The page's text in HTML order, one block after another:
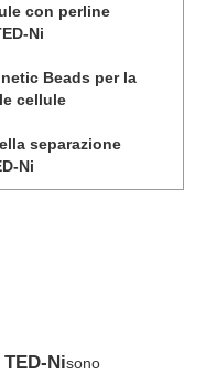
con perline
Ni
Beads per la
cellule
separazione
Ni
Nisono